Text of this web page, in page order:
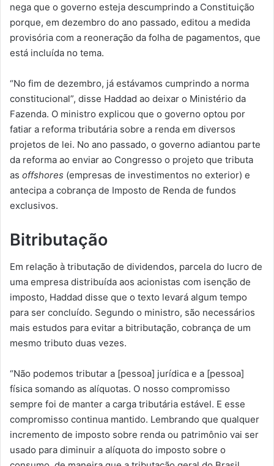
nega que o governo esteja descumprindo a Constituição
porque, em dezembro do ano passado, editou a medida
provisória com a reoneração da folha de pagamentos, que
está incluída no tema.
“No fim de dezembro, já estávamos cumprindo a norma
constitucional”, disse Haddad ao deixar o Ministério da
Fazenda. O ministro explicou que o governo optou por
fatiar a reforma tributária sobre a renda em diversos
projetos de lei. No ano passado, o governo adiantou parte
da reforma ao enviar ao Congresso o projeto que tributa
as offshores (empresas de investimentos no exterior) e
antecipa a cobrança de Imposto de Renda de fundos
exclusivos.
Bitributação
Em relação à tributação de dividendos, parcela do lucro de
uma empresa distribuída aos acionistas com isenção de
imposto, Haddad disse que o texto levará algum tempo
para ser concluído. Segundo o ministro, são necessários
mais estudos para evitar a bitributação, cobrança de um
mesmo tributo duas vezes.
“Não podemos tributar a [pessoa] jurídica e a [pessoa]
física somando as alíquotas. O nosso compromisso
sempre foi de manter a carga tributária estável. E esse
compromisso continua mantido. Lembrando que qualquer
incremento de imposto sobre renda ou patrimônio vai ser
usado para diminuir a alíquota do imposto sobre o